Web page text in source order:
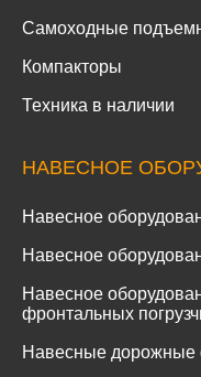
Самоходные
Компакторы
Техника в наличии
НАВЕСНОЕ
Навесное
Навесное
Навесное
фронтальных
Навесные дорожные